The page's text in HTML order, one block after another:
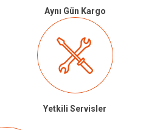
Aynı Gün Kargo
Yetkili Servisler